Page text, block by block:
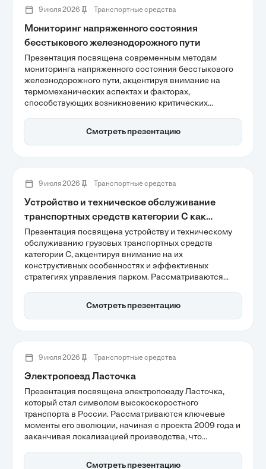
9 июля 2026 Транспортные средства
Мониторинг напряженного состояния
бесстыкового железнодорожного пути
Презентация посвящена современным методам
мониторинга напряженного состояния бесстыкового
железнодорожного пути, акцентируя внимание на
термомеханических аспектах и факторах,
способствующих возникновению критических
и автоматизированные подходы к контролю, включая
использование волоконно-оптических датчиков для
становится ключевым аспектом обсуждения.
Смотреть презентацию
9 июля 2026 Транспортные средства
Устройство и техническое обслуживание
транспортных средств категории C как
объектов управления
Презентация посвящена устройству и техническому
обслуживанию грузовых транспортных средств
категории C, акцентируя внимание на их
конструктивных особенностях и эффективных
стратегиях управления парком. Рассматриваются
грузовых автомобилей, роль силовых установок и
трансмиссий, а также влияние регламентного
процессы и снизить стоимость владения техникой.
Смотреть презентацию
9 июля 2026 Транспортные средства
Электропоезд Ласточка
Презентация посвящена электропоезду Ласточка,
который стал символом высокоскоростного
транспорта в России. Рассматриваются ключевые
моменты его эволюции, начиная с проекта 2009 года и
заканчивая локализацией производства, что
страны. Также акцентируется внимание на
Смотреть презентацию